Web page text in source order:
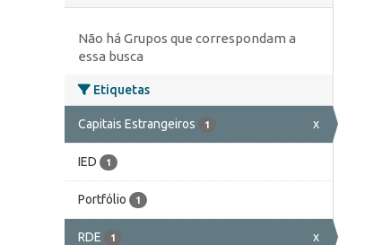
Não há Grupos que correspondam a
essa busca
Etiquetas
Capitais Estrangeiros 1 x
IED 1
Portfólio 1
RDE 1 x